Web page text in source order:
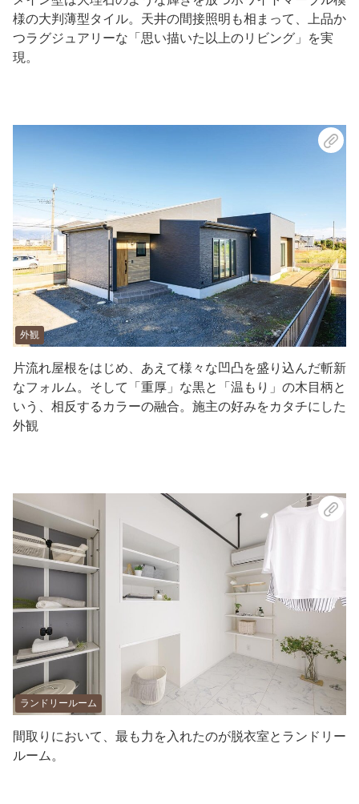
様の大判薄型タイル。天井の間接照明も相まって、上品か
つラグジュアリーな「思い描いた以上のリビング」を実
現。
外観
片流れ屋根をはじめ、あえて様々な凹凸を盛り込んだ斬新
なフォルム。そして「重厚」な黒と「温もり」の木目柄と
いう、相反するカラーの融合。施主の好みをカタチにした
外観
ランドリールーム
間取りにおいて、最も力を入れたのが脱衣室とランドリー
ルーム。